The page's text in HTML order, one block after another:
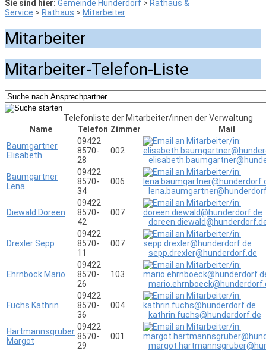
Sie sind hier: Gemeinde Hunderdorf > Rathaus &
Service > Rathaus > Mitarbeiter
Mitarbeiter
Mitarbeiter-Telefon-Liste
Telefonliste der Mitarbeiter/innen der Verwaltung
Name
Telefon Zimmer
Mail
Baumgartner
Elisabeth
09422
8570-
28
002
Baumgartner
Lena
09422
8570-
34
006
Diewald Doreen
09422
8570-
42
007
Drexler Sepp
09422
8570-
11
007
sepp.drexler@hunderdorf.de
Ehrnböck Mario
09422
8570-
26
103
Fuchs Kathrin
09422
8570-
36
004
kathrin.fuchs@hunderdorf.de
Hartmannsgruber
Margot
09422
8570-
29
001